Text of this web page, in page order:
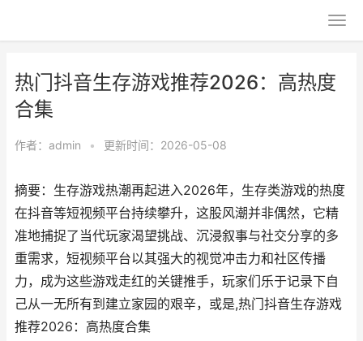
热门抖音生存游戏推荐2026：高热度
合集
作者： admin • 更新时间：2026-05-08
摘要：生存游戏热潮再起进入2026年，生存类游戏的热度
在抖音等短视频平台持续攀升，这股风潮并非偶然，它精
准地捕捉了当代玩家渴望挑战、沉浸叙事与社交分享的多
重需求，短视频平台以其强大的视觉冲击力和社区传播
力，成为这些游戏走红的关键推手，玩家们乐于记录下自
己从一无所有到建立家园的艰辛，或是,热门抖音生存游戏
推荐2026：高热度合集